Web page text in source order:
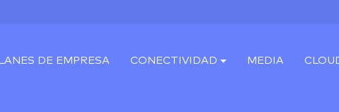
DE EMPRESA CONECTIVIDAD MEDIA